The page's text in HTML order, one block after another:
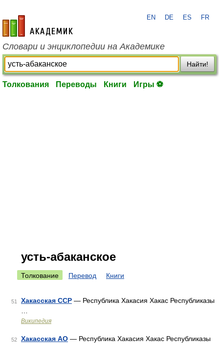
academic.ru
EN DE ES FR
Словари и энциклопедии на Академике
Найти!
Толкования Переводы Книги Игры ⚽
усть-абаканское
Толкование Перевод Книги
51 Хакасская ССР — Республика Хакасия Хакас Республиказы
Википедия
52 Хакасская АО — Республика Хакасия Хакас Республиказы